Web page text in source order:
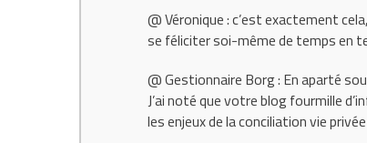
@ Véronique : c’est exactement
se féliciter soi-même de temps en
@ Gestionnaire Borg : En aparté souhaite bienvenue au
J’ai noté que votre blog fourmille
les enjeux de la conciliation vie